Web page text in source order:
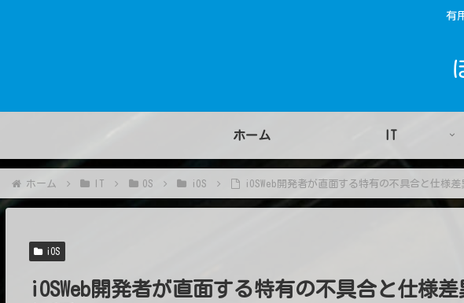
有
ホーム IT
ホーム IT OS iOS iOSWeb開発者が直面する特有の不具合と仕様
iOS
iOSWeb開発者が直面する特有の不具合と仕様